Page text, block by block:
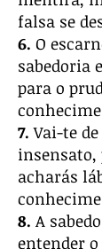
falsa se
6. O
sabedoria
para o
7. Vai-te
insensato,
acharás
8. A
entender